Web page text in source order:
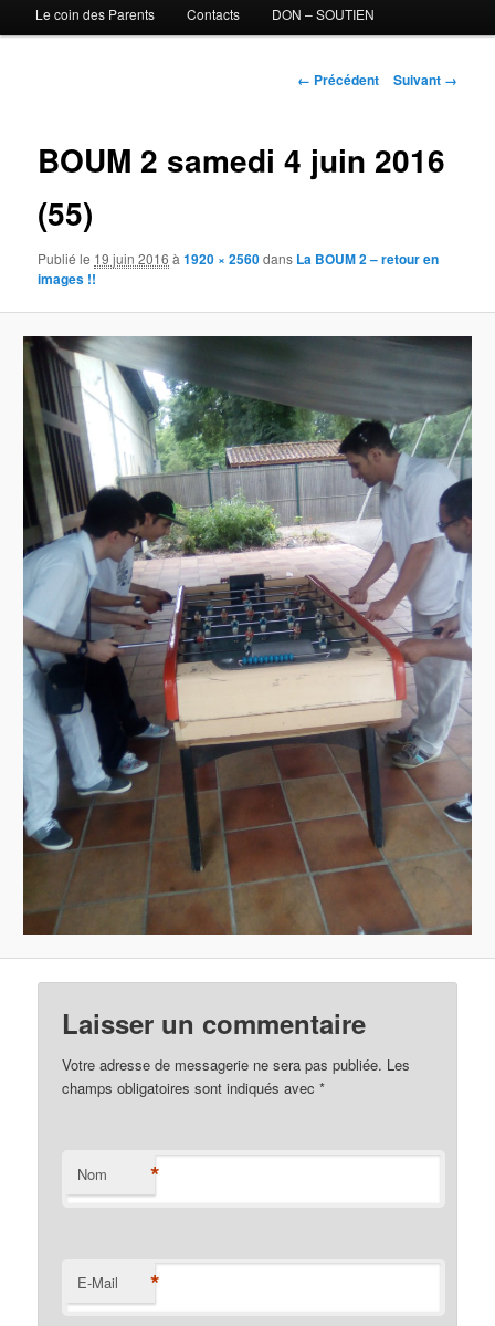
Le coin des Parents Contacts DON – SOUTIEN
Navigation des images
← Précédent Suivant →
BOUM 2 samedi 4 juin 2016
(55)
Publié le 19 juin 2016 à1920 × 2560dans La BOUM 2 – retour en
images !!
Laisser un commentaire
Votre adresse de messagerie ne sera pas publiée. Les
champs obligatoires sont indiqués avec*
Nom *
E-Mail *